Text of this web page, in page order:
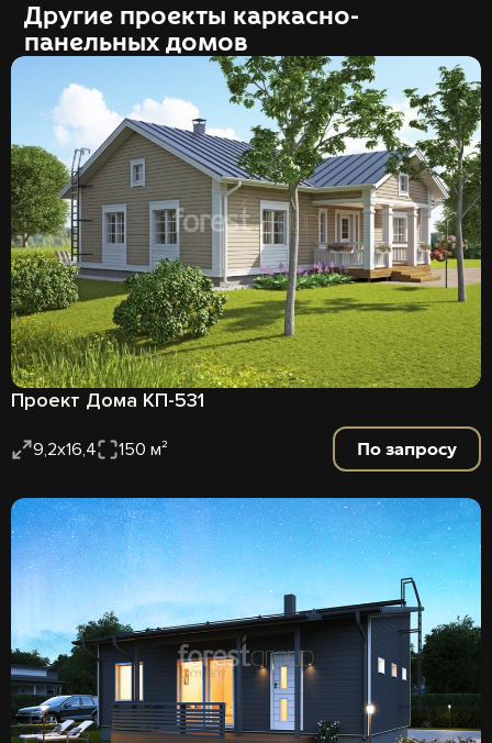
Другие проекты каркасно-
панельных домов
Проект Дома КП-531
9,2х16,4 150 м² По запросу